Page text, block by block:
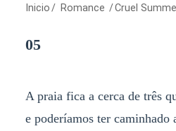
Inicio / Romance /Cruel
05
A praia fica a cerca de três
e poderíamos ter